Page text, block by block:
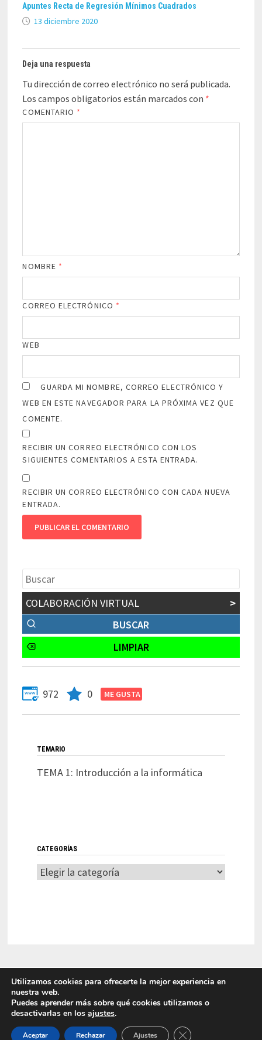
Apuntes Recta de Regresión Mínimos Cuadrados
13 diciembre 2020
Deja una respuesta
Tu dirección de correo electrónico no será publicada.
Los campos obligatorios están marcados con *
COMENTARIO *
NOMBRE *
CORREO ELECTRÓNICO *
WEB
GUARDA MI NOMBRE, CORREO ELECTRÓNICO Y
WEB EN ESTE NAVEGADOR PARA LA PRÓXIMA VEZ QUE
COMENTE.
RECIBIR UN CORREO ELECTRÓNICO CON LOS
SIGUIENTES COMENTARIOS A ESTA ENTRADA.
RECIBIR UN CORREO ELECTRÓNICO CON CADA NUEVA
ENTRADA.
COLABORACIÓN VIRTUAL >
972 0
TEMARIO
TEMA 1: Introducción a la informática
CATEGORÍAS
Categorías
LITI 2025 Laboratorio de Innovación en Tecnologías de la
Información Funciona con
WordPress Bam.
Utilizamos cookies para ofrecerte la mejor experiencia en
nuestra web.
Puedes aprender más sobre qué cookies utilizamos o
desactivarlas en los ajustes.
Aceptar Rechazar Ajustes CERRAR EL